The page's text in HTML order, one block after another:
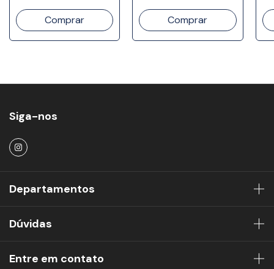
Comprar Comprar
Siga-nos
Departamentos
Dúvidas
Entre em contato